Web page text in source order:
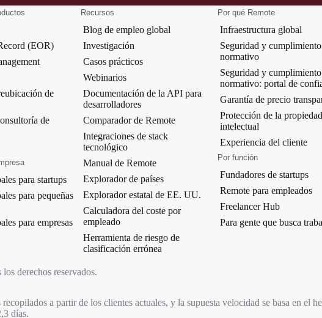
(EOR)
de
de
para startups
para pequeñas
para empresas
Recursos
Blog de empleo global
Investigación
Casos prácticos
Webinarios
Documentación de la API para
desarrolladores
Comparador de Remote
Integraciones de stack
tecnológico
Manual de Remote
Explorador de países
Explorador estatal de EE. UU.
Calculadora del coste por
empleado
Herramienta de riesgo de
clasificación errónea
Por qué Remote
Infraestructura global
Seguridad y cumplimiento
normativo
Seguridad y cumplimiento
normativo: portal de
Garantía de precio
Protección de la propiedad
intelectual
Experiencia del cliente
Por función
Fundadores de startups
Remote para empleados
Freelancer Hub
Para gente que busca
derechos reservados.
a partir de los clientes actuales, y la supuesta velocidad se basa en el
días.